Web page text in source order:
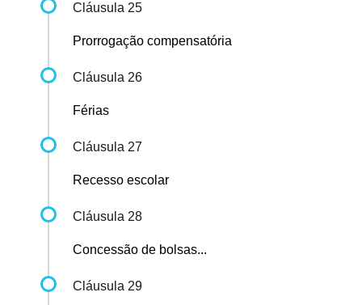
Cláusula 25
Prorrogação compensatória
Cláusula 26
Férias
Cláusula 27
Recesso escolar
Cláusula 28
Concessão de bolsas...
Cláusula 29